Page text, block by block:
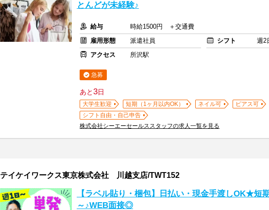
とんどが未経験♪
給与
時給1500円 ＋交通費
雇用形態
派遣社員 シフト
週2
アクセス
所沢駅
急募
あと3日
大学生歓迎 短期（1ヶ月以内OK） ネイル可
ピアス可
シフト自由・自己申告
株式会社シーエーセールススタッフの求人一覧を見る
テイケイワークス東京株式会社 川越支店/TWT152
【ラベル貼り・梱包】日払い・現金手渡しOK★短
～♪WEB面接◎